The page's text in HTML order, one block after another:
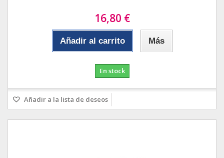
16,80 €
Añadir al carrito Más
En stock
Añadir a la lista de deseos